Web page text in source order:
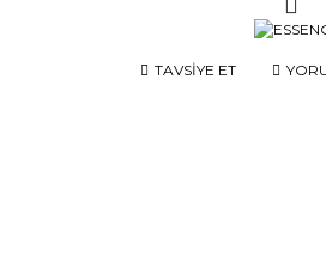
TAVSİYE ET